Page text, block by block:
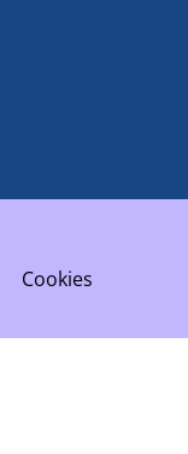
Cookies